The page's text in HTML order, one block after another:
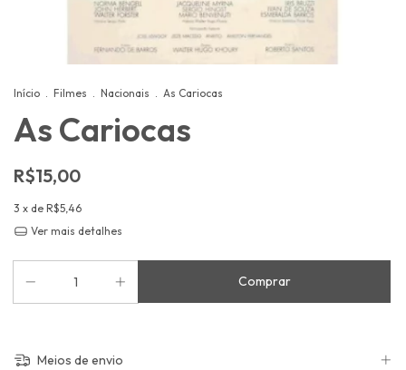
Início . Filmes . Nacionais . As Cariocas
As Cariocas
R$15,00
3 x de R$5,46
Ver mais detalhes
Meios de envio